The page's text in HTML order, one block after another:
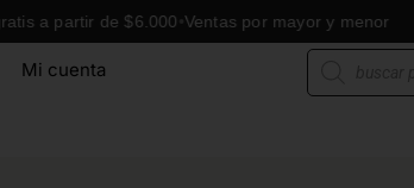
partir de $6.000 Ventas por mayor y menor
Mi cuenta
Búsqueda